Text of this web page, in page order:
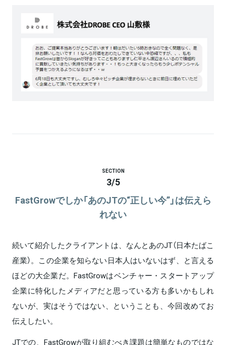
SECTION
3/5
FastGrowでしか「あのJTの“正しい今”」は伝えら
れない
続いて紹介したクライアントは、なんとあのJT（日本たばこ
産業）。この企業を知らない日本人はいないはず、と言える
ほどの大企業だ。FastGrowはベンチャー・スタートアップ
企業に特化したメディアだと思っている方も多いかもしれ
ないが、実はそうではない、ということも、今回改めてお
伝えしたい。
JTでの、FastGrowが取り組むべき課題は簡単なものではな